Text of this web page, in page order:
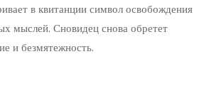
в квитанции символ освобождения
мыслей. Сновидец снова обретет
и безмятежность.